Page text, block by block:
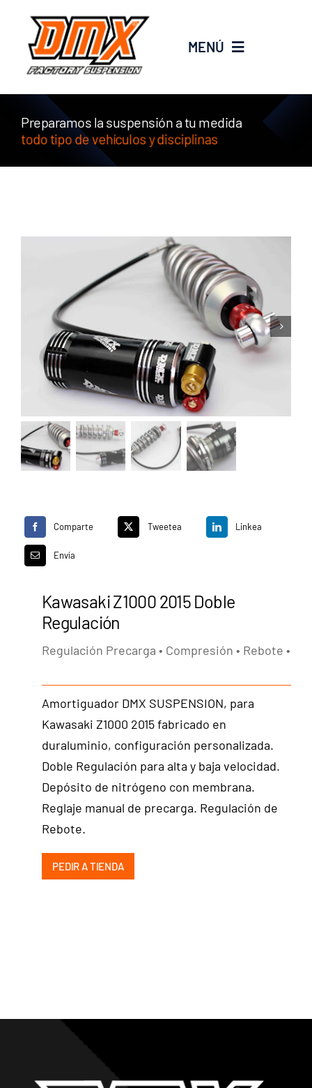
contenido
MENÚ
EMPRESA
SERVICIOS
CONTACTO
CLICKS A TU MEDIDA
Preparamos la suspensión a tu medida
Comparte Tweetea Linkea
Envía
Kawasaki Z1000 2015 Doble
Regulación
Regulación Precarga • Compresión • Rebote •
Amortiguador DMX SUSPENSION, para
Kawasaki Z1000 2015 fabricado en
duraluminio, configuración personalizada.
Doble Regulación para alta y baja velocidad.
Depósito de nitrógeno con membrana.
Reglaje manual de precarga. Regulación de
Rebote.
PEDIR A TIENDA